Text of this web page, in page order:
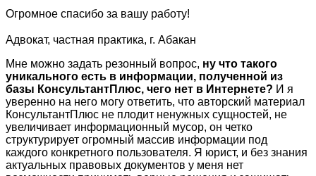
Огромное спасибо за вашу работу!
Адвокат, частная практика, г. Абакан
Мне можно задать резонный вопрос, ну что такого
уникального есть в информации, полученной из
базы КонсультантПлюс, чего нет в Интернете? И я
уверенно на него могу ответить, что авторский материал
КонсультантПлюс не плодит ненужных сущностей, не
увеличивает информационный мусор, он четко
структурирует огромный массив информации под
каждого конкретного пользователя. Я юрист, и без знания
актуальных правовых документов у меня нет